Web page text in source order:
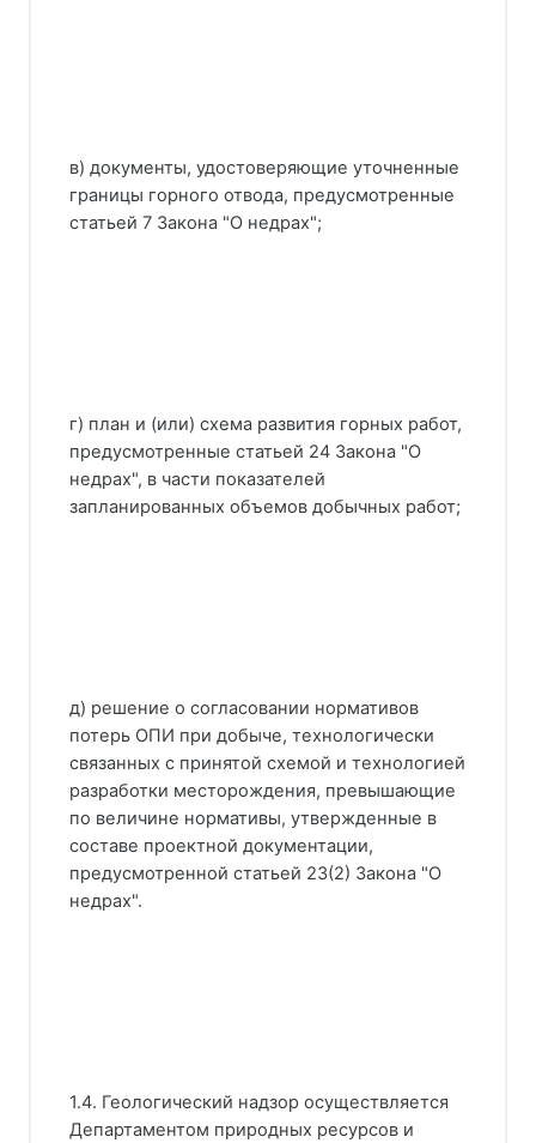
в) документы, удостоверяющие уточненные
границы горного отвода, предусмотренные
статьей 7 Закона "О недрах";
г) план и (или) схема развития горных работ,
предусмотренные статьей 24 Закона "О
недрах", в части показателей
запланированных объемов добычных работ;
д) решение о согласовании нормативов
потерь ОПИ при добыче, технологически
связанных с принятой схемой и технологией
разработки месторождения, превышающие
по величине нормативы, утвержденные в
составе проектной документации,
предусмотренной статьей 23(2) Закона "О
недрах".
1.4. Геологический надзор осуществляется
Департаментом природных ресурсов и